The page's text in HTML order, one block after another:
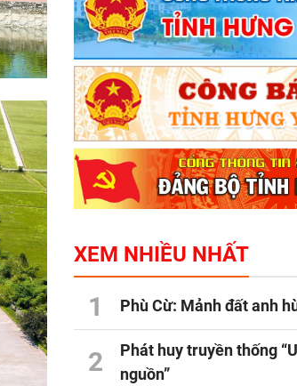
XEM NHIỀU NHẤT
1 Phù Cừ: Mảnh đất anh
2
Phát huy truyền thống
nguồn”